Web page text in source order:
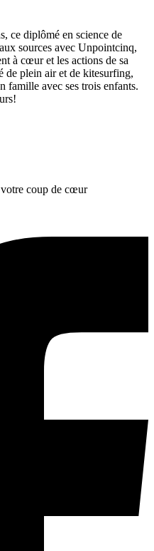
ce diplômé en science de
sources avec Unpointcinq,
à cœur et les actions de sa
de plein air et de kitesurfing,
famille avec ses trois enfants.
votre coup de cœur